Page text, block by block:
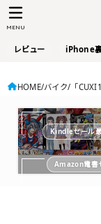
レビュー iPhone
MENU
HOME バイク 「
Kindleセール
Amazon電書